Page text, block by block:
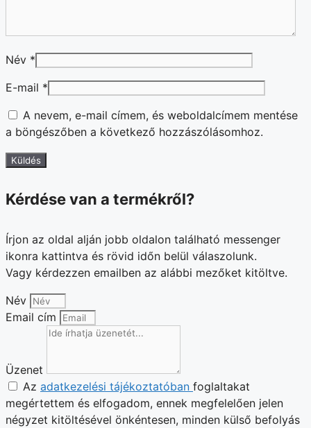
Név *
E-mail *
A nevem, e-mail címem, és weboldalcímem mentése
a böngészőben a következő hozzászólásomhoz.
Kérdése van a termékről?
Írjon az oldal alján jobb oldalon található messenger
ikonra kattintva és rövid időn belül válaszolunk.
Vagy kérdezzen emailben az alábbi mezőket kitöltve.
Név
Email cím
Üzenet
Az adatkezelési tájékoztatóban foglaltakat
megértettem és elfogadom, ennek megfelelően jelen
négyzet kitöltésével önkéntesen, minden külső befolyás